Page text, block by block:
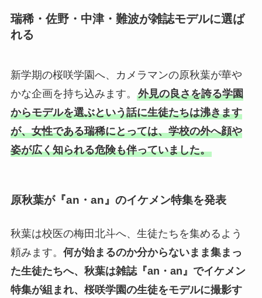
瑞稀・佐野・中津・難波が雑誌モデルに選ば
れる
新学期の桜咲学園へ、カメラマンの原秋葉が華や
かな企画を持ち込みます。 外見の良さを誇る学園
からモデルを選ぶという話に生徒たちは沸きます
が、女性である瑞稀にとっては、学校の外へ顔や
姿が広く知られる危険も伴っていました。
原秋葉が『an・an』のイケメン特集を発表
秋葉は校医の梅田北斗へ、生徒たちを集めるよう
頼みます。 何が始まるのか分からないまま集まっ
た生徒たちへ、秋葉は雑誌『an・an』でイケメン
特集が組まれ、桜咲学園の生徒をモデルに撮影す